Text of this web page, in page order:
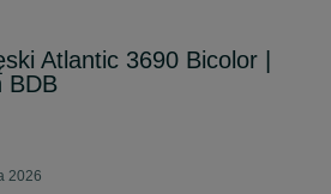
Atlantic 3690 Bicolor |
BDB
2026